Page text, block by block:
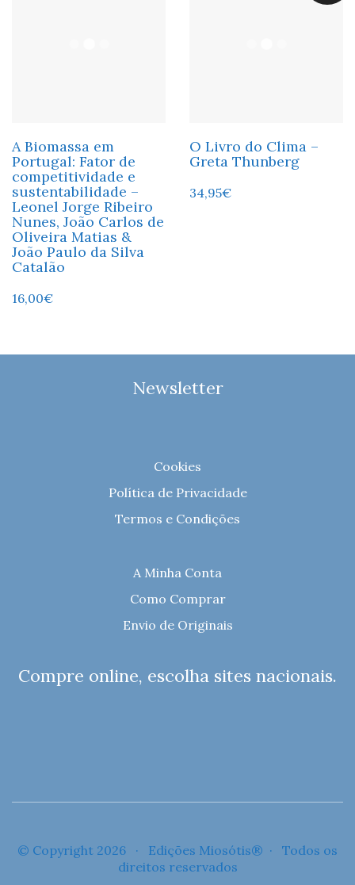
A Biomassa em
Portugal: Fator de
competitividade e
sustentabilidade –
Leonel Jorge Ribeiro
Nunes, João Carlos de
Oliveira Matias &
João Paulo da Silva
Catalão
16,00€
O Livro do Clima –
Greta Thunberg
34,95€
Newsletter
Cookies
Política de Privacidade
Termos e Condições
A Minha Conta
Como Comprar
Envio de Originais
Compre online, escolha sites nacionais.
© Copyright 2026 · Edições Miosótis® · Todos os
direitos reservados